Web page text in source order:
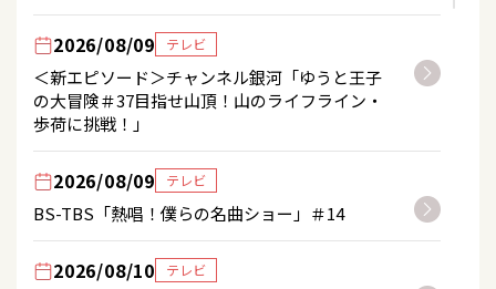
2026/08/09 テレビ
＜新エピソード＞チャンネル銀河「ゆうと王子
の大冒険＃37目指せ山頂！山のライフライン・
歩荷に挑戦！」
2026/08/09 テレビ
BS-TBS「熱唱！僕らの名曲ショー」＃14
2026/08/10 テレビ